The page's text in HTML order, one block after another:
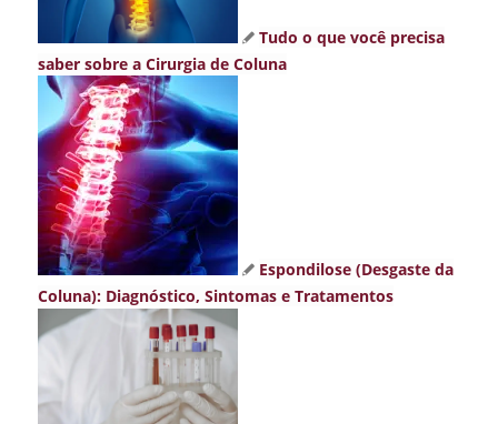
Tudo o que você precisa
saber sobre a Cirurgia de Coluna
Espondilose (Desgaste da
Coluna): Diagnóstico, Sintomas e Tratamentos